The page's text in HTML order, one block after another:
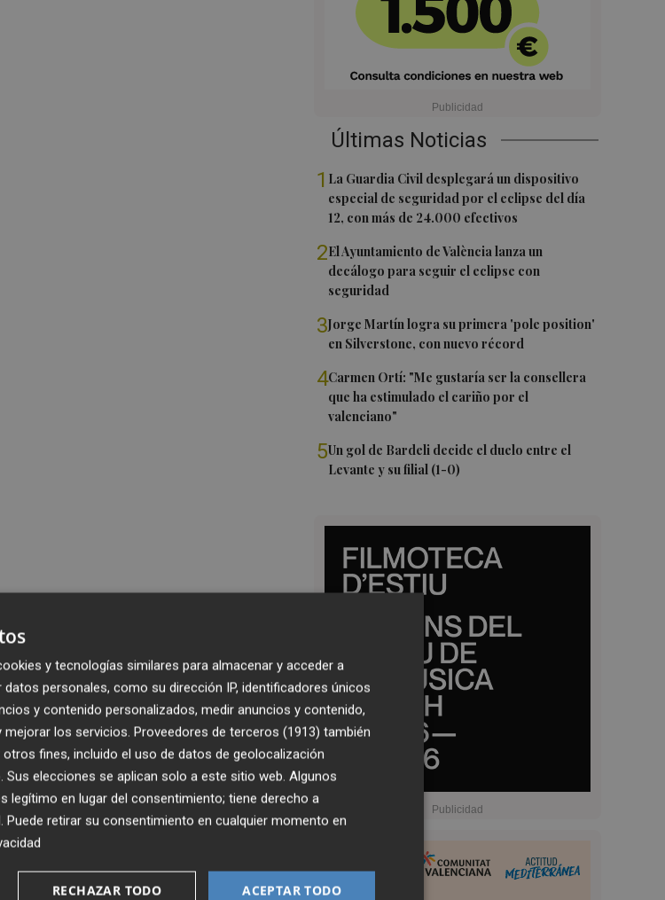
Últimas Noticias
1 La Guardia Civil desplegará un dispositivo
especial de seguridad por el eclipse del día
12, con más de 24.000 efectivos
2El Ayuntamiento de València lanza un
decálogo para seguir el eclipse con
seguridad
3Jorge Martín logra su primera 'pole position'
en Silverstone, con nuevo récord
4Carmen Ortí: "Me gustaría ser la consellera
que ha estimulado el cariño por el
valenciano"
5Un gol de Bardeli decide el duelo entre el
Levante y su filial (1-0)
y tecnologías similares para almacenar y acceder a
personales, como su dirección IP, identificadores únicos
y contenido personalizados, medir anuncios y contenido,
los servicios. Proveedores de terceros (1913) también
fines, incluido el uso de datos de geolocalización
elecciones se aplican solo a este sitio web. Algunos
legítimo en lugar del consentimiento; tiene derecho a
. Puede retirar su consentimiento en cualquier momento en
ACEPTAR TODO
RECHAZAR TODO